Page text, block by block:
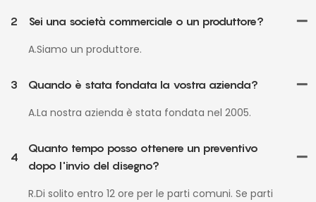
2
Sei una società commerciale o un produttore?
A.Siamo un produttore.
3
Quando è stata fondata la vostra azienda?
A.La nostra azienda è stata fondata nel 2005.
4
Quanto tempo posso ottenere un preventivo
dopo l'invio del disegno?
R.Di solito entro 12 ore per le parti comuni. Se parti